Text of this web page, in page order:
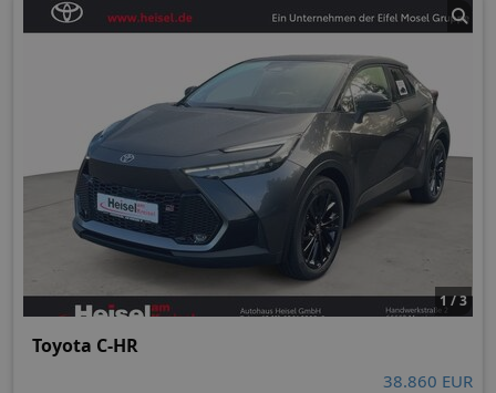
1 / 3
Toyota C-HR
38.860 EUR